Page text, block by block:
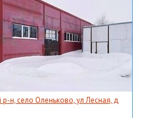
р-н, село Оленьково, ул Лесная, д